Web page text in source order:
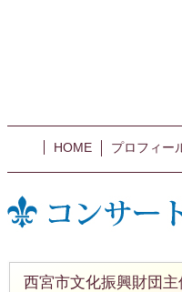
HOME プロフィー
西宮市文化振興財団